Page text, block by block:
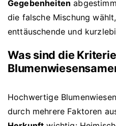
Gegebenheiten
die falsche Mischung
enttäuschende und
Was sind die
Hochwertige
durch mehrere Faktoren